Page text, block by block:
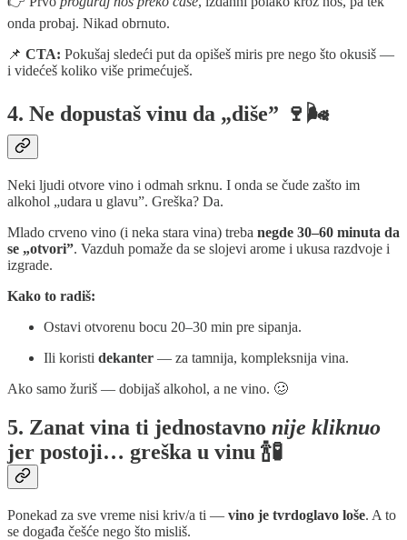
onda probaj. Nikad obrnuto.
📌 CTA: Pokušaj sledeći put da opišeš miris pre nego što okusiš —
i videćeš koliko više primećuješ.
4. Ne dopustaš vinu da „diše” 🍷🌬️
Neki ljudi otvore vino i odmah srknu. I onda se čude zašto im
alkohol „udarа u glavu”. Greška? Da.
Mlado crveno vino (i neka stara vina) treba negde 30–60 minuta da
se „otvori”. Vazduh pomaže da se slojevi arome i ukusa razdvoje i
izgrade.
Kako to radiš:
Ostavi otvorenu bocu 20–30 min pre sipanja.
Ili koristi dekanter — za tamnija, kompleksnija vina.
Ako samo žuriš — dobijaš alkohol, a ne vino. 🥴
5. Zanat vina ti jednostavno nije kliknuo
jer postoji… greška u vinu 🍾🧪
Ponekad za sve vreme nisi kriv/a ti — vino je tvrdoglavo loše. A to
se događa češće nego što misliš.